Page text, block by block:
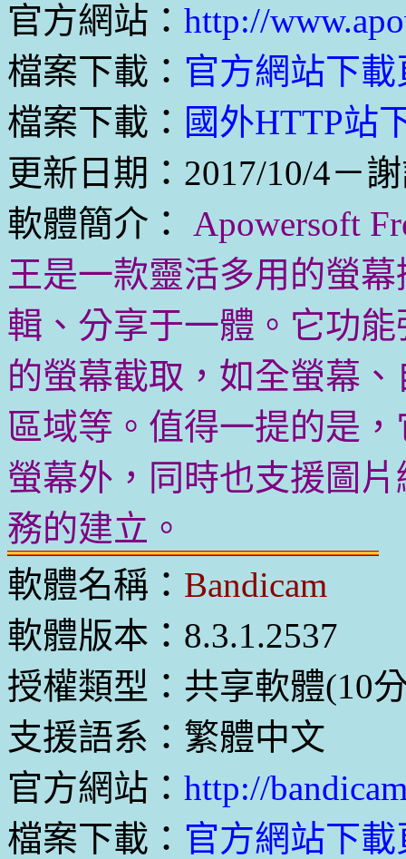
官方網站： http://
檔案下載： 官方網站下載
檔案下載： 國外HTTP站
更新日期：2017/10/4－
軟體簡介：
Apowersoft
王是一款靈活多用的螢
輯、分享于一體。它功
的螢幕截取，如全螢幕
區域等。值得一提的是
螢幕外，同時也支援圖
務的建立。
軟體名稱： Bandicam
軟體版本：8.3.1.2537
授權類型：共享軟體(10
支援語系：繁體中文
官方網站： http://
檔案下載： 官方網站下載